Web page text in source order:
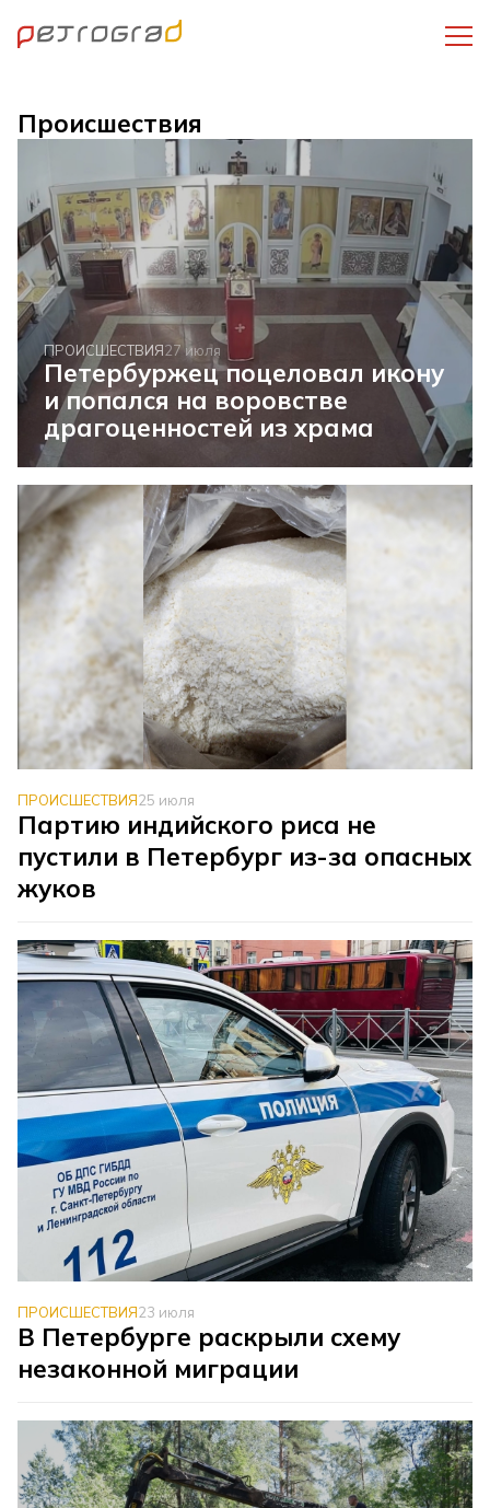
Происшествия
ПРОИСШЕСТВИЯ27 июля
Петербуржец поцеловал икону
и попался на воровстве
драгоценностей из храма
ПРОИСШЕСТВИЯ25 июля
Партию индийского риса не
пустили в Петербург из-за опасных
жуков
ПРОИСШЕСТВИЯ23 июля
В Петербурге раскрыли схему
незаконной миграции